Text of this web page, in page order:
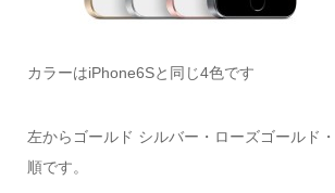
カラーはiPhone6Sと同じ4色です
左からゴールド シルバー・ローズゴールド
順です。